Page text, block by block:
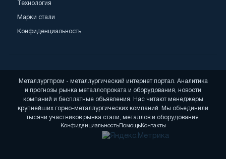
Технология
Марки стали
Конфиденциальность
Металлургпром - металлургический интернет портал. Аналитика
и прогнозы рынка металлопроката и оборудования, новости
компаний и бесплатные объявления. Нас читают менеджеры
крупнейших горно-металлургических компаний. Мы объединили
тысячи участников рынка стали, металлов и оборудования.
КонфиденциальностьПомощьКонтакты